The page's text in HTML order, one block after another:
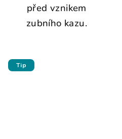
před vznikem
zubního kazu.
Tip